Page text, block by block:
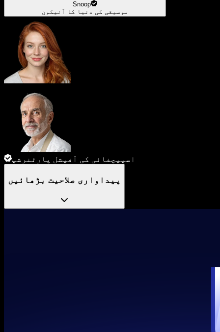
Snoop
موسیقی کی دنیا کا آئیکون
اسپیچفائی کی آفیشل پارٹنرشپ
پیداواری صلاحیت بڑھائیں